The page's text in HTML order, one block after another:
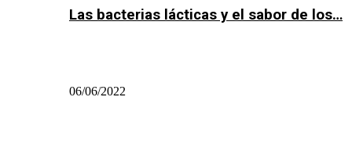
Las bacterias lácticas y el sabor de los…
06/06/2022